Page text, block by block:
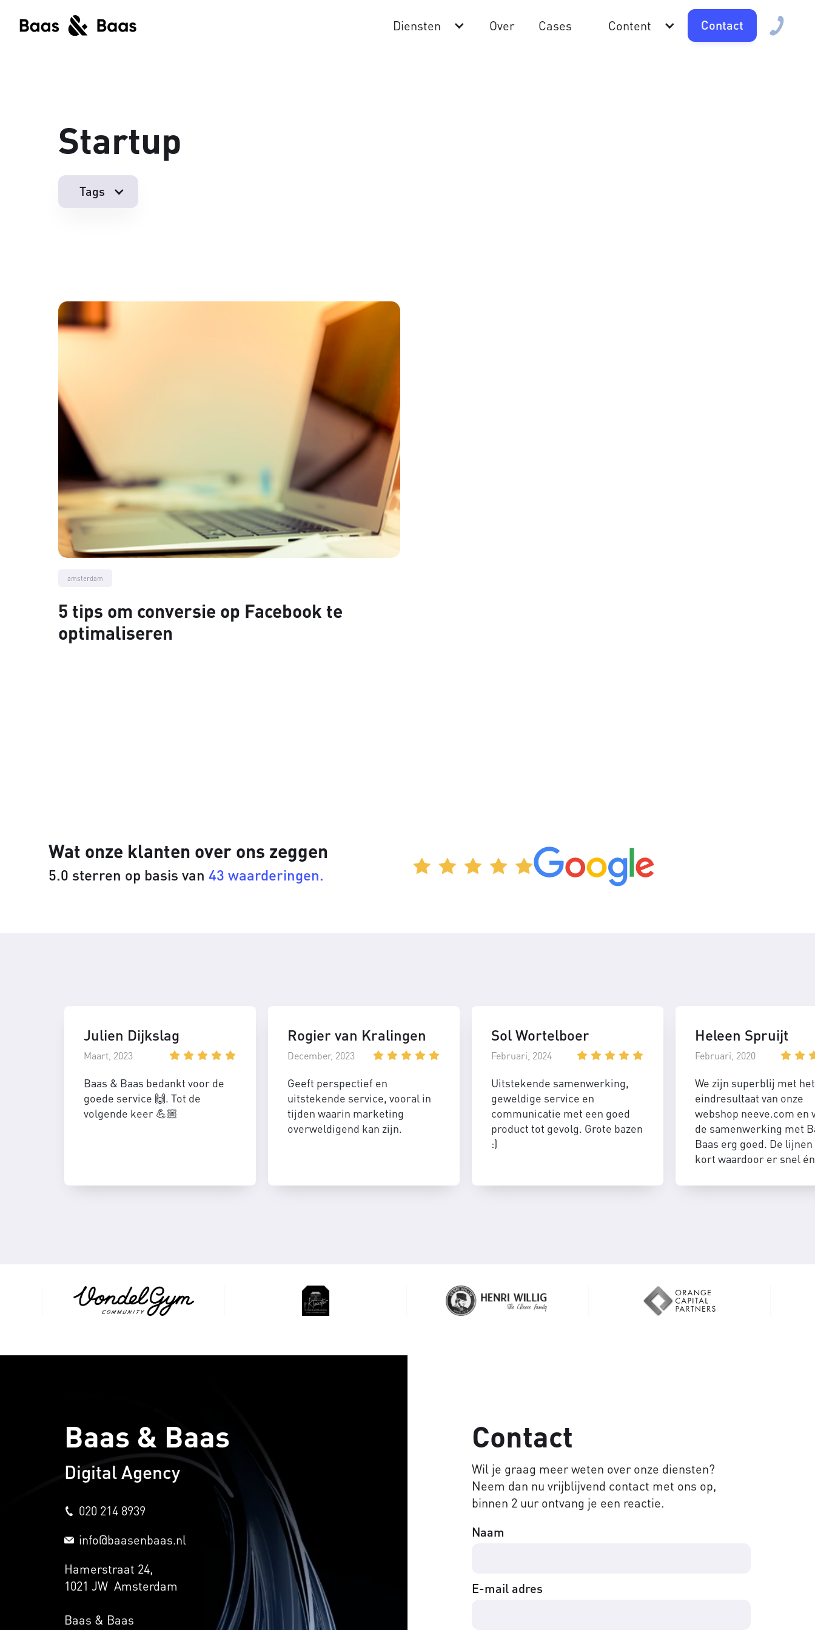
Diensten Over Cases Content Contact
Startup
Tags
amsterdam
5 tips om conversie op Facebook te
optimaliseren
Wat onze klanten over ons zeggen
5.0 sterren op basis van 43 waarderingen.
Julien Dijkslag
Maart, 2023
Baas & Baas bedankt voor de
goede service 🙌. Tot de
volgende keer 💪🏼
Rogier van Kralingen
December, 2023
Geeft perspectief en
uitstekende service, vooral in
tijden waarin marketing
overweldigend kan zijn.
Sol Wortelboer
Februari, 2024
Uitstekende samenwerking,
geweldige service en
communicatie met een goed
product tot gevolg. Grote bazen
:)
Heleen Spruijt
Februari, 2020
We zijn superblij met het
eindresultaat van onze
webshop neeve.com en
de samenwerking met
Baas erg goed. De
kort waardoor er snel én
worden.
Baas & Baas
Digital Agency
020 214 8939
info@baasenbaas.nl
Hamerstraat 24,
1021 JW Amsterdam
Baas & Baas
Contact
Wil je graag meer weten over onze diensten?
Neem dan nu vrijblijvend contact met ons op,
binnen 2 uur ontvang je een reactie.
Naam
E-mail adres